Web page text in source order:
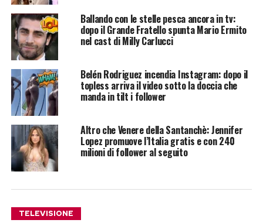
Ballando con le stelle pesca ancora in tv:
dopo il Grande Fratello spunta Mario Ermito
nel cast di Milly Carlucci
Belén Rodriguez incendia Instagram: dopo il
topless arriva il video sotto la doccia che
manda in tilt i follower
Altro che Venere della Santanchè: Jennifer
Lopez promuove l’Italia gratis e con 240
milioni di follower al seguito
TELEVISIONE